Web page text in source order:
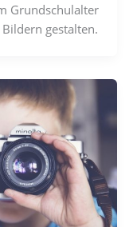
Grundschulalter
gestalten.